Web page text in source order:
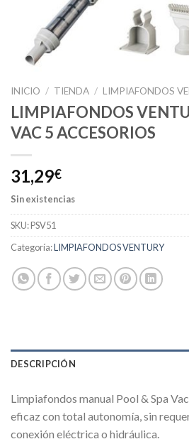
INICIO / TIENDA / LIMPIAFONDOS
LIMPIAFONDOS
VAC 5 ACCESORIOS
31,29€
Sin existencias
SKU:PSV51
Categoría:LIMPIAFONDOS VENTURY
DESCRIPCIÓN
Limpiafondos manual Pool & Spa
eficaz con total autonomía, sin
conexión eléctrica o hidráulica.